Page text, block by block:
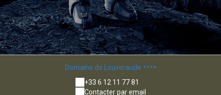
Domaine de Louveraude
+33 6 12 11 77 81
Contacter par email